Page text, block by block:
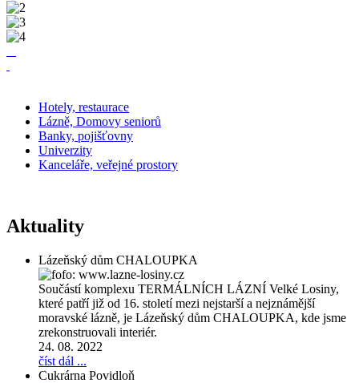
Hotely, restaurace
Lázně, Domovy seniorů
Banky, pojišťovny
Univerzity
Kanceláře, veřejné prostory
Aktuality
Lázeňský dům CHALOUPKA
Součástí komplexu TERMÁLNÍCH LÁZNÍ Velké Losiny,
které patří již od 16. století mezi nejstarší a nejznámější
moravské lázně, je Lázeňský dům CHALOUPKA, kde jsme
zrekonstruovali interiér.
24. 08. 2022
číst dál ...
Cukrárna Povidloň